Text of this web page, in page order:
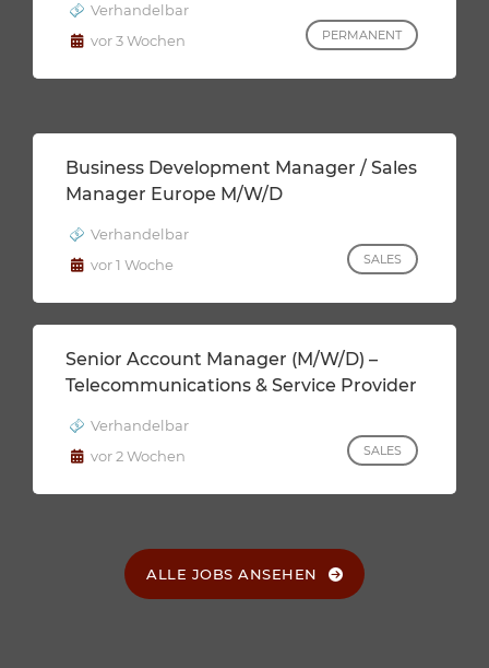
Verhandelbar
vor 3 Wochen
PERMANENT
Business Development Manager / Sales
Manager Europe M/w/d
Verhandelbar
vor 1 Woche
SALES
Senior Account Manager (m/w/d) –
Telecommunications & Service Provider
Verhandelbar
vor 2 Wochen
SALES
ALLE JOBS ANSEHEN